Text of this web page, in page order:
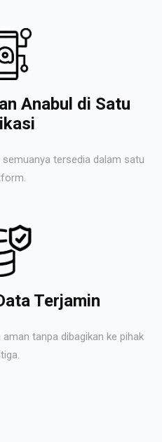
Anabul di Satu
tersedia dalam satu
Terjamin
tanpa dibagikan ke pihak